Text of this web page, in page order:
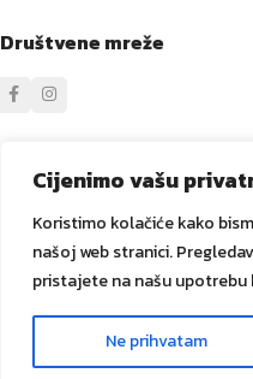
Cijenimo vašu
Koristimo kolačiće kako
našoj web stranici.
pristajete na našu upotrebu
Ne prihvatam
Društvene mreže
Sve prava zadržanaGANIK
Račva pvc
160/160/4517,20